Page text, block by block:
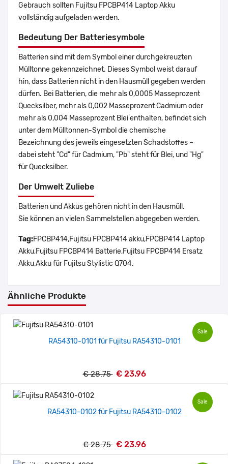
Gebrauch sollten Fujitsu FPCBP414 Laptop Akku
vollständig aufgeladen werden.
Bedeutung Der Batteriesymbole
Batterien sind mit dem Symbol einer durchgekreuzten
Mülltonne gekennzeichnet. Dieses Symbol weist darauf
hin, dass Batterien nicht in den Hausmüll gegeben werden
dürfen. Bei Batterien, die mehr als 0,0005 Masseprozent
Quecksilber, mehr als 0,002 Masseprozent Cadmium oder
mehr als 0,004 Masseprozent Blei enthalten, befindet sich
unter dem Mülltonnen-Symbol die chemische
Bezeichnung des jeweils eingesetzten Schadstoffes –
dabei steht "Cd" für Cadmium, "Pb" steht für Blei, und "Hg"
für Quecksilber.
Der Umwelt Zuliebe
Batterien und Akkus gehören nicht in den Hausmüll.
Sie können an vielen Sammelstellen abgegeben werden.
Tag:FPCBP414,Fujitsu FPCBP414 akku,FPCBP414 Laptop
Akku,Fujitsu FPCBP414 Batterie,Fujitsu FPCBP414 Ersatz
Akku,Akku für Fujitsu Stylistic Q704.
Ähnliche Produkte
Sale
RA54310-0101 für Fujitsu RA54310-0101
€ 28.75 € 23.96
Sale
RA54310-0102 für Fujitsu RA54310-0102
€ 28.75 € 23.96